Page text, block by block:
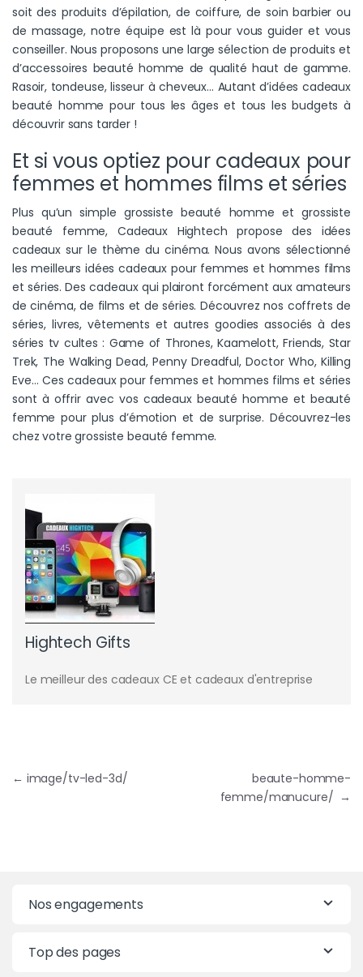
soit des produits d’épilation, de coiffure, de soin barbier ou
de massage, notre équipe est là pour vous guider et vous
conseiller. Nous proposons une large sélection de produits et
d’accessoires beauté homme de qualité haut de gamme.
Rasoir, tondeuse, lisseur à cheveux… Autant d’idées cadeaux
beauté homme pour tous les âges et tous les budgets à
découvrir sans tarder !
Et si vous optiez pour cadeaux pour
femmes et hommes films et séries
Plus qu’un simple grossiste beauté homme et grossiste
beauté femme, Cadeaux Hightech propose des idées
cadeaux sur le thème du cinéma. Nous avons sélectionné
les meilleurs idées cadeaux pour femmes et hommes films
et séries. Des cadeaux qui plairont forcément aux amateurs
de cinéma, de films et de séries. Découvrez nos coffrets de
séries, livres, vêtements et autres goodies associés à des
séries tv cultes : Game of Thrones, Kaamelott, Friends, Star
Trek, The Walking Dead, Penny Dreadful, Doctor Who, Killing
Eve… Ces cadeaux pour femmes et hommes films et séries
sont à offrir avec vos cadeaux beauté homme et beauté
femme pour plus d’émotion et de surprise. Découvrez-les
chez votre grossiste beauté femme.
Hightech Gifts
Le meilleur des cadeaux CE et cadeaux d'entreprise
Navigation de l’article
← image/tv-led-3d/
beaute-homme-
femme/manucure/ →
Nos engagements
Top des pages